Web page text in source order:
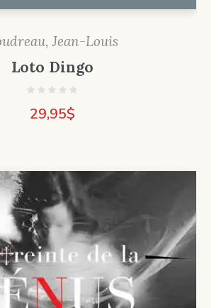
Jean-Louis
Loto Dingo
29,95$